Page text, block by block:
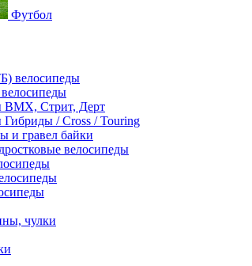
Футбол
велосипеды
BMX, Стрит, Дерт
/ Cross / Touring
и гравел байки
велосипеды
чулки